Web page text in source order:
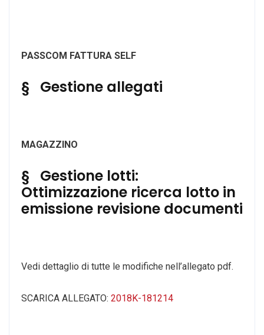
PASSCOM FATTURA SELF
§ Gestione allegati
MAGAZZINO
§ Gestione lotti:
Ottimizzazione ricerca lotto in
emissione revisione documenti
Vedi dettaglio di tutte le modifiche nell’allegato pdf.
SCARICA ALLEGATO: 2018K-181214